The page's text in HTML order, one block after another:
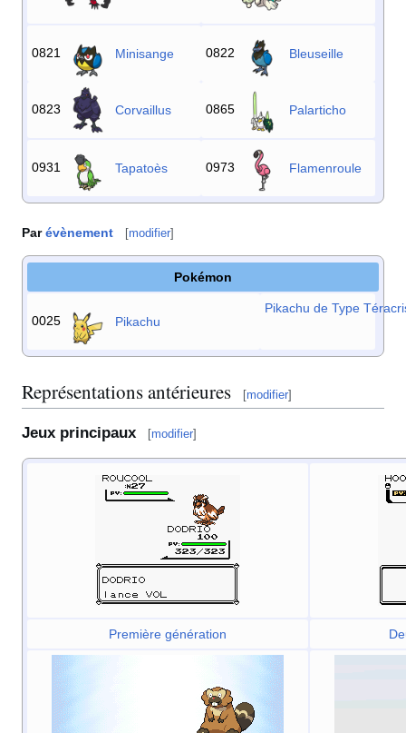
0821 Minisange 0822 Bleuseille
0823 Corvaillus 0865 Palarticho
0931 Tapatoès 0973 Flamenroule
Parévènement [modifier]
Pokémon
0025 Pikachu
Pikachu de Type
Représentations antérieures [modifier]
Jeux principaux [modifier]
Première génération